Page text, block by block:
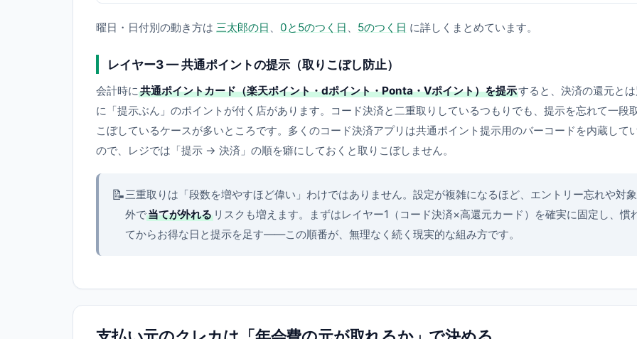
曜日・日付別の動き方は 三太郎の日 、 0と5のつく日 、 5のつく日 に詳しくまとめています。
レイヤー3 — 共通ポイントの提示（取りこぼし防止）
会計時に共通ポイントカード（楽天ポイント・dポイント・Ponta・Vポイント）を提示すると、決済の還元と
に「提示ぶん」のポイントが付く店があります。コード決済と二重取りしているつもりでも、提示を忘れて一段
こぼしているケースが多いところです。多くのコード決済アプリは共通ポイント提示用のバーコードを内蔵して
ので、レジでは「提示 → 決済」の順を癖にしておくと取りこぼしません。
📝三重取りは「段数を増やすほど偉い」わけではありません。設定が複雑になるほど、エントリー忘れや対象
外で当てが外れる リスクも増えます。まずはレイヤー1（コード決済×高還元カード）を確実に固定し、慣
てからお得な日と提示を足す——この順番が、無理なく続く現実的な組み方です。